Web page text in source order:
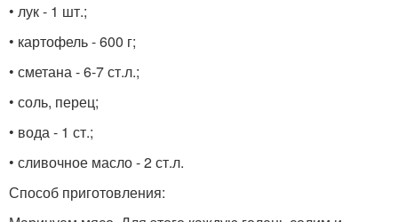
• лук - 1 шт.;
• картофель - 600 г;
• сметана - 6-7 ст.л.;
• соль, перец;
• вода - 1 ст.;
• сливочное масло - 2 ст.л.
Способ приготовления: